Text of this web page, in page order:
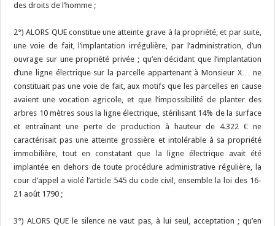
des droits de l’homme ;
2°) ALORS QUE constitue une atteinte grave à la propriété, et par suite,
une voie de fait, l’implantation irrégulière, par l’administration, d’un
ouvrage sur une propriété privée ; qu’en décidant que l’implantation
d’une ligne électrique sur la parcelle appartenant à Monsieur X… ne
constituait pas une voie de fait, aux motifs que les parcelles en cause
avaient une vocation agricole, et que l’impossibilité de planter des
arbres 10 mètres sous la ligne électrique, stérilisant 14% de la surface
et entraînant une perte de production à hauteur de 4.322 € ne
caractérisait pas une atteinte grossière et intolérable à sa propriété
immobilière, tout en constatant que la ligne électrique avait été
implantée en dehors de toute procédure administrative régulière, la
cour d’appel a violé l’article 545 du code civil, ensemble la loi des 16-
21 août 1790 ;
3°) ALORS QUE le silence ne vaut pas, à lui seul, acceptation ; qu’en